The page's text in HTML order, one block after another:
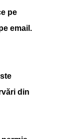
pe
email.
din